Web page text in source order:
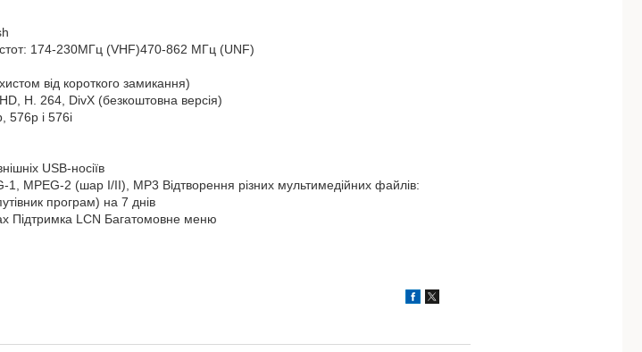
174-230МГц (VHF)470-862 МГц (UNF)
від короткого замикання)
H. 264, DivX (безкоштовна версія)
576p і 576i
USB-носіїв
MPEG-2 (шар I/II), MP3 Відтворення різних мультимедійних файлів:
програм) на 7 днів
Підтримка LCN Багатомовне меню